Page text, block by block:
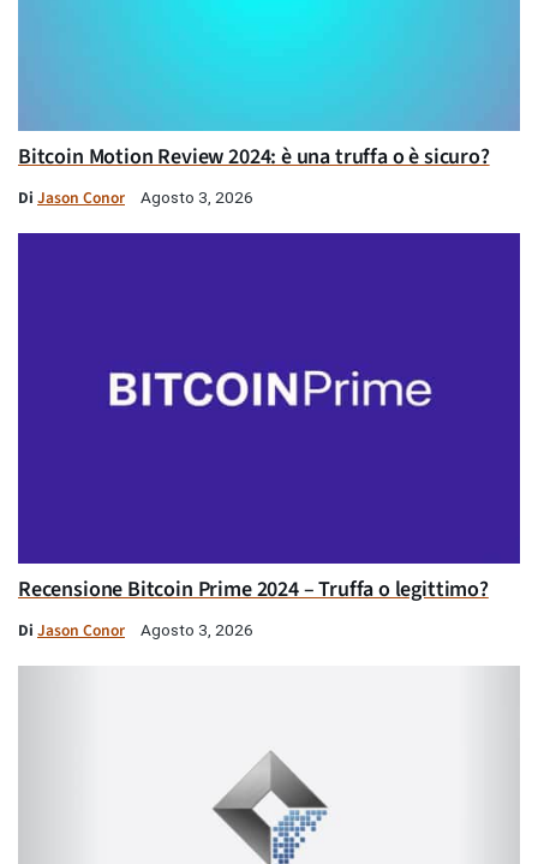
Bitcoin Motion Review 2024: è una truffa o è sicuro?
Di Jason Conor Agosto 3, 2026
Recensione Bitcoin Prime 2024 – Truffa o legittimo?
Di Jason Conor Agosto 3, 2026